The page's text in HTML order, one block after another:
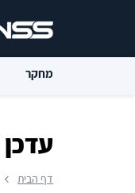
מחקר
דף הבית